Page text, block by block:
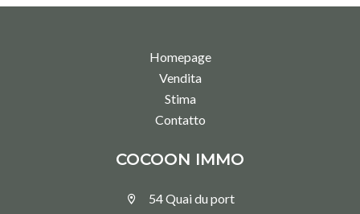
Homepage
Vendita
Stima
Contatto
COCOON IMMO
54 Quai du port